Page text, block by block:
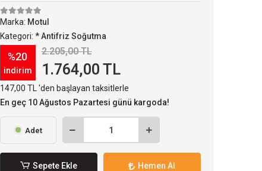
Marka: Motul
Kategori: * Antifriz Soğutma
%20
indirim
2.205,00 TL
1.764,00 TL
147,00 TL 'den başlayan taksitlerle
En geç 10 Ağustos Pazartesi günü kargoda!
Adet
Sepete Ekle Hemen Al